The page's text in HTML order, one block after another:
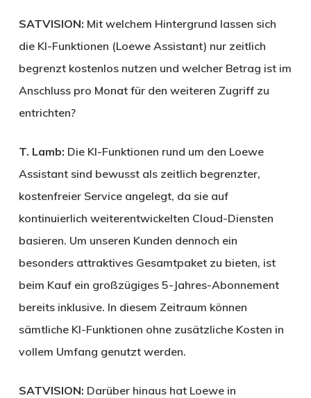
SATVISION: Mit welchem Hintergrund lassen sich
die KI-Funktionen (Loewe Assistant) nur zeitlich
begrenzt kostenlos nutzen und welcher Betrag ist im
Anschluss pro Monat für den weiteren Zugriff zu
entrichten?
T. Lamb: Die KI-Funktionen rund um den Loewe
Assistant sind bewusst als zeitlich begrenzter,
kostenfreier Service angelegt, da sie auf
kontinuierlich weiterentwickelten Cloud-Diensten
basieren. Um unseren Kunden dennoch ein
besonders attraktives Gesamtpaket zu bieten, ist
beim Kauf ein großzügiges 5-Jahres-Abonnement
bereits inklusive. In diesem Zeitraum können
sämtliche KI-Funktionen ohne zusätzliche Kosten in
vollem Umfang genutzt werden.
SATVISION: Darüber hinaus hat Loewe in